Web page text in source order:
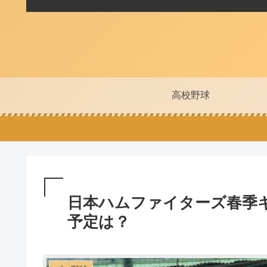
高校野球
日本ハムファイターズ春季
予定は？